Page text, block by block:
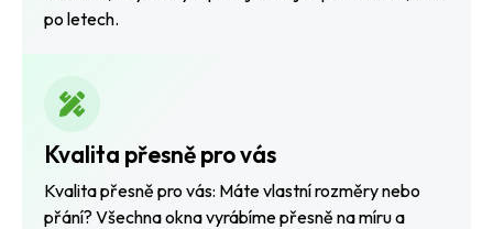
po letech.
Kvalita přesně pro vás
Kvalita přesně pro vás: Máte vlastní rozměry nebo
přání? Všechna okna vyrábíme přesně na míru a